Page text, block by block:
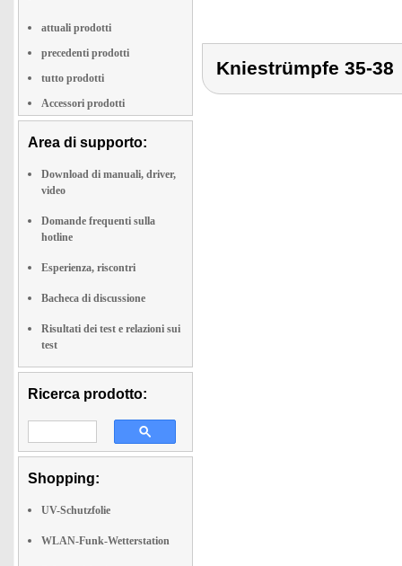
attuali prodotti
precedenti prodotti
tutto prodotti
Accessori prodotti
Area di supporto:
Download di manuali, driver,
video
Domande frequenti sulla
hotline
Esperienza, riscontri
Bacheca di discussione
Risultati dei test e relazioni sui
test
Ricerca prodotto:
Shopping:
UV-Schutzfolie
WLAN-Funk-Wetterstation
Kniestrümpfe 35-38